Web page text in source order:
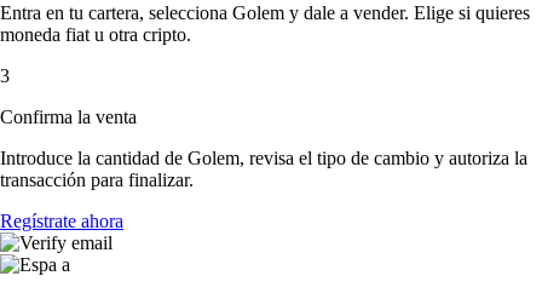
Entra en tu cartera, selecciona Golem y dale a vender. Elige si quieres
moneda fiat u otra cripto.
3
Confirma la venta
Introduce la cantidad de Golem, revisa el tipo de cambio y autoriza la
transacción para finalizar.
Regístrate ahora